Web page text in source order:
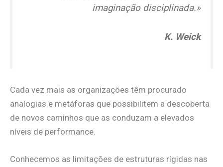
imaginação disciplinada.»
K. Weick
Cada vez mais as organizações têm procurado
analogias e metáforas que possibilitem a descoberta
de novos caminhos que as conduzam a elevados
níveis de performance.
Conhecemos as limitações de estruturas rígidas nas